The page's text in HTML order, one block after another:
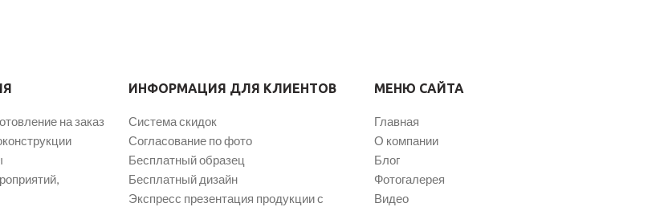
на заказ
ИНФОРМАЦИЯ ДЛЯ КЛИЕНТОВ
Система скидок
Согласование по фото
Бесплатный образец
Бесплатный дизайн
Экспресс презентация продукции с
МЕНЮ САЙТА
Главная
О компании
Блог
Фотогалерея
Видео